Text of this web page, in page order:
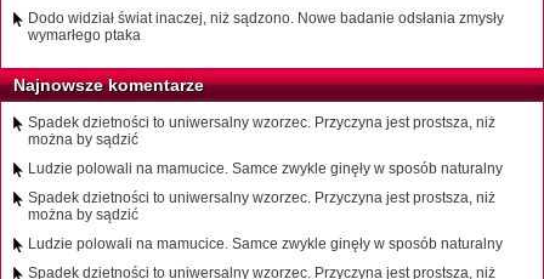
Dodo widział świat inaczej, niż sądzono. Nowe badanie odsłania zmysły
wymarłego ptaka
Najnowsze komentarze
Spadek dzietności to uniwersalny wzorzec. Przyczyna jest prostsza, niż
można by sądzić
Ludzie polowali na mamucice. Samce zwykle ginęły w sposób naturalny
Spadek dzietności to uniwersalny wzorzec. Przyczyna jest prostsza, niż
można by sądzić
Ludzie polowali na mamucice. Samce zwykle ginęły w sposób naturalny
Spadek dzietności to uniwersalny wzorzec. Przyczyna jest prostsza, niż